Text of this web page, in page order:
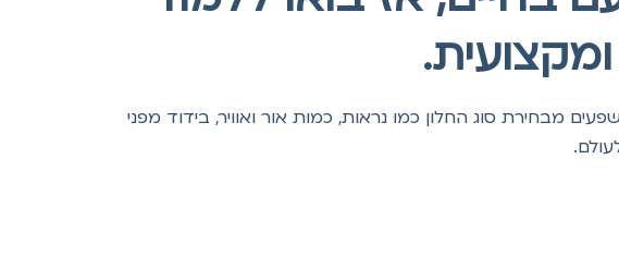
מבחירת סוג החלון כמו נראות, כמות אור ואוויר, בידוד מפני